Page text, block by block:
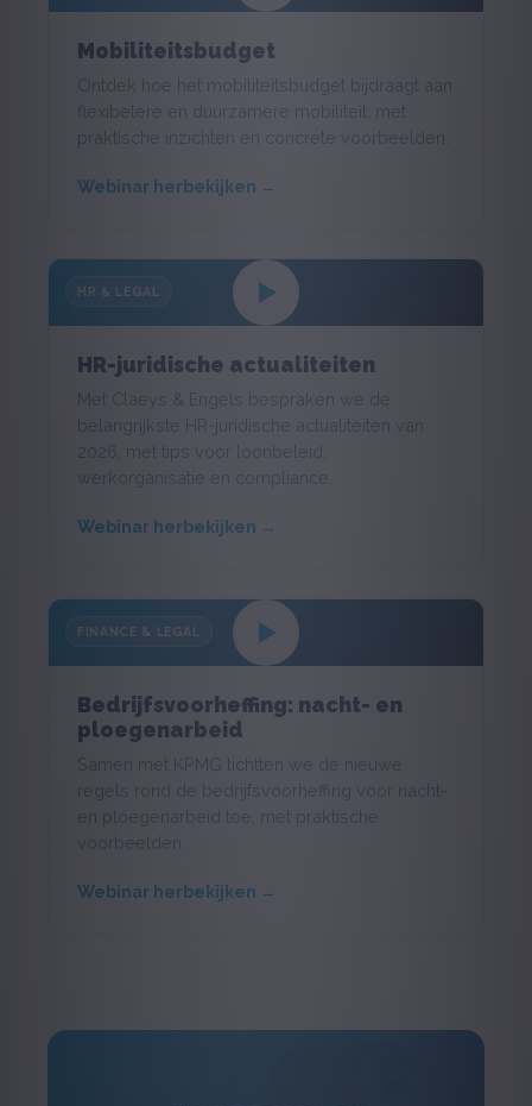
Mobiliteitsbudget
Ontdek hoe het mobiliteitsbudget bijdraagt aan
flexibelere en duurzamere mobiliteit, met
praktische inzichten en concrete voorbeelden.
Webinar herbekijken →
HR & LEGAL
HR-juridische actualiteiten
Met Claeys & Engels bespraken we de
belangrijkste HR-juridische actualiteiten van
2026, met tips voor loonbeleid,
werkorganisatie en compliance.
Webinar herbekijken →
FINANCE & LEGAL
Bedrijfsvoorheffing: nacht- en
ploegenarbeid
Samen met KPMG lichtten we de nieuwe
regels rond de bedrijfsvoorheffing voor nacht-
en ploegenarbeid toe, met praktische
voorbeelden.
Webinar herbekijken →